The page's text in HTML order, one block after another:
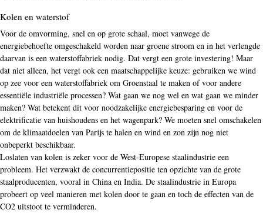
Kolen en waterstof
Voor de omvorming, snel en op grote schaal, moet vanwege de
energiebehoefte omgeschakeld worden naar groene stroom en in het verlengde
daarvan is een waterstoffabriek nodig. Dat vergt een grote investering! Maar
dat niet alleen, het vergt ook een maatschappelijke keuze: gebruiken we wind
op zee voor een waterstoffabriek om Groenstaal te maken of voor andere
essentiële industriële processen? Wat gaan we nog wel en wat gaan we minder
maken? Wat betekent dit voor noodzakelijke energiebesparing en voor de
elektrificatie van huishoudens en het wagenpark? We moeten snel omschakelen
om de klimaatdoelen van Parijs te halen en wind en zon zijn nog niet
onbeperkt beschikbaar.
Loslaten van kolen is zeker voor de West-Europese staalindustrie een
probleem. Het verzwakt de concurrentiepositie ten opzichte van de grote
staalproducenten, vooral in China en India. De staalindustrie in Europa
probeert op veel manieren met kolen door te gaan en toch de effecten van de
CO2 uitstoot te verminderen.